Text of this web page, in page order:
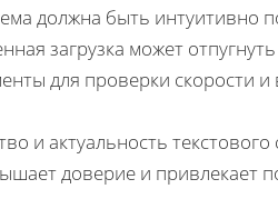
должна быть интуитивно
загрузка может
для проверки скорости и
и актуальность
доверие и привлекает